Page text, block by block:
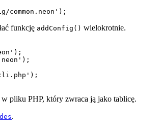
funkcję addConfig() wielokrotnie.
pliku PHP, który zwraca ją jako tablicę.
.